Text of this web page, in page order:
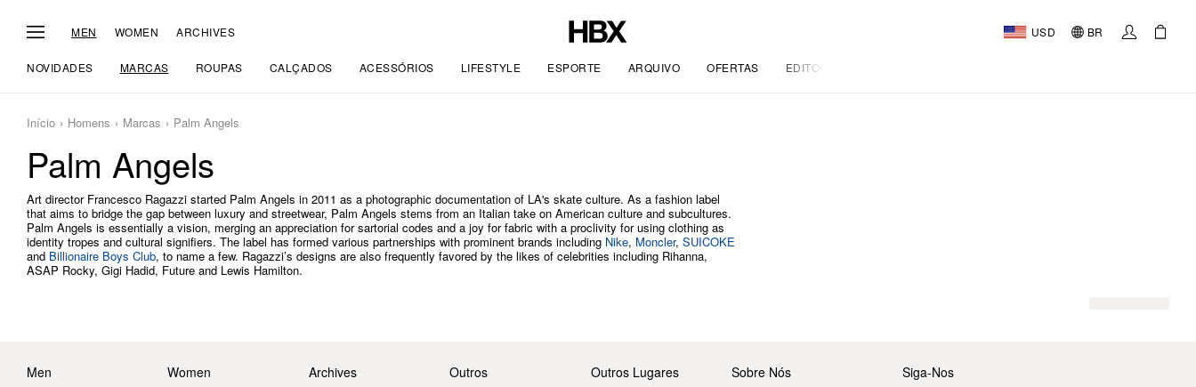
MEN WOMEN ARCHIVES USD BR
NOVIDADES MARCAS ROUPAS CALÇADOS ACESSÓRIOS LIFESTYLE ESPORTE ARQUIVO OFERTAS EDITORIAL
Início Homens Marcas Palm Angels
Palm Angels
Art director Francesco Ragazzi started Palm Angels in 2011 as a photographic documentation of LA's skate culture. As a fashion label
that aims to bridge the gap between luxury and streetwear, Palm Angels stems from an Italian take on American culture and subcultures.
Palm Angels is essentially a vision, merging an appreciation for sartorial codes and a joy for fabric with a proclivity for using clothing as
identity tropes and cultural signifiers. The label has formed various partnerships with prominent brands including Nike, Moncler, SUICOKE
and Billionaire Boys Club, to name a few. Ragazzi’s designs are also frequently favored by the likes of celebrities including Rihanna,
ASAP Rocky, Gigi Hadid, Future and Lewis Hamilton.
Men
Women
Archives
Outros
Outros Lugares
Sobre Nós
Siga-Nos